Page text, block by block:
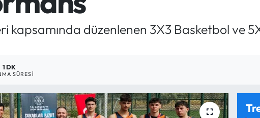
kapsamında düzenlenen 3X3 Basketbol ve
1 DK
SÜRESI